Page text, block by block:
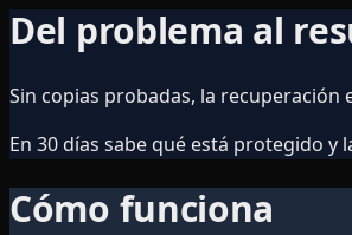
Del problema al
Sin copias probadas, la
En 30 días sabe qué está protegido
Cómo funciona